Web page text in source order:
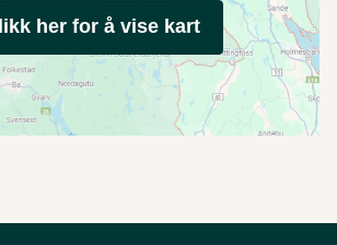
her for å vise kart